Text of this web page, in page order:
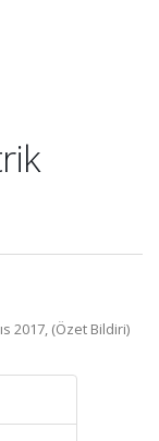
2017, (Özet Bildiri)